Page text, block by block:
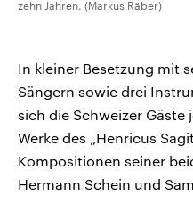
zehn Jahren. (Markus Räber)
In kleiner Besetzung mit
Sängern sowie drei
sich die Schweizer
Werke des „Henricus
Kompositionen seiner
Hermann Schein und